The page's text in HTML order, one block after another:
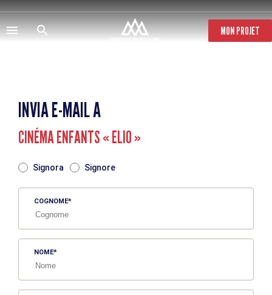
Salta
al
contenuto
principale
MON PROJET
INVIA E-MAIL A
CINÉMA ENFANTS « ELIO »
Signora Signore
COGNOME
NOME